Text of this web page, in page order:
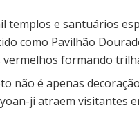
templos e santuários
como Pavilhão
formando
não é apenas
ji atraem visitantes